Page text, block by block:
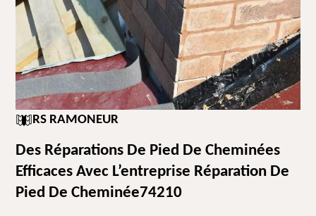
RS RAMONEUR
Des Réparations De Pied De Cheminées
Efficaces Avec L’entreprise Réparation De
Pied De Cheminée74210